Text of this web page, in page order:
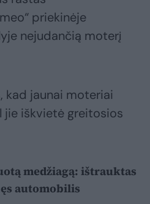
priekinėje
nejudančią moterį
kad jaunai moteriai
jie iškvietė greitosios
medžiagą: ištrauktas
automobilis